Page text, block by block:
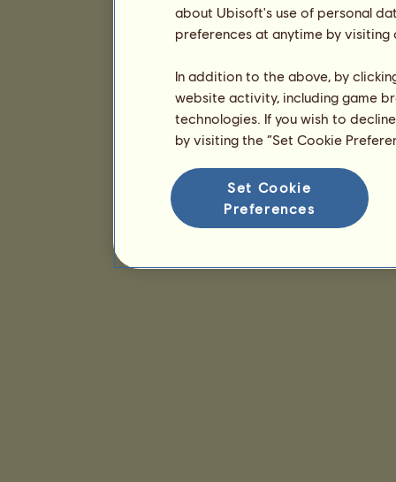
about Ubisoft's use of personal
preferences at anytime by
In addition to the above, by
website activity, including game
technologies. If you wish to
by visiting the “Set Cookie
Set Cookie
Preferences